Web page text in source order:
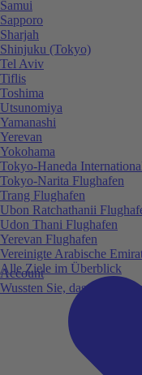
Account
Wussten Sie, dass Sie
Samui
Sapporo
Sharjah
Shinjuku (Tokyo)
Tel Aviv
Tiflis
Toshima
Utsunomiya
Yamanashi
Yerevan
Yokohama
Tokyo-Haneda
Tokyo-Narita Flughafen
Trang Flughafen
Ubon Ratchathanii
Udon Thani Flughafen
Yerevan Flughafen
Vereinigte Arabische
Alle Ziele im Überblick